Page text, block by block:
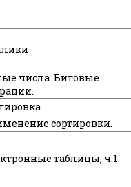
числа. Битовые
сортировки.
таблицы, ч.1